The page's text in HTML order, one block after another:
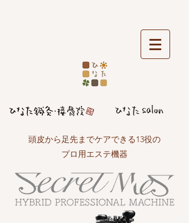
頭皮から足先までケアできる13役の
プロ用エステ機器